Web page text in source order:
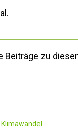
Beiträge zu
Klimawandel